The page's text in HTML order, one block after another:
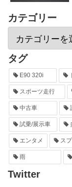
カテゴリー
タグ
E90 320i
スポーツ走行
中古車
試乗/展示車
エンタメ ス
雨
Twitter